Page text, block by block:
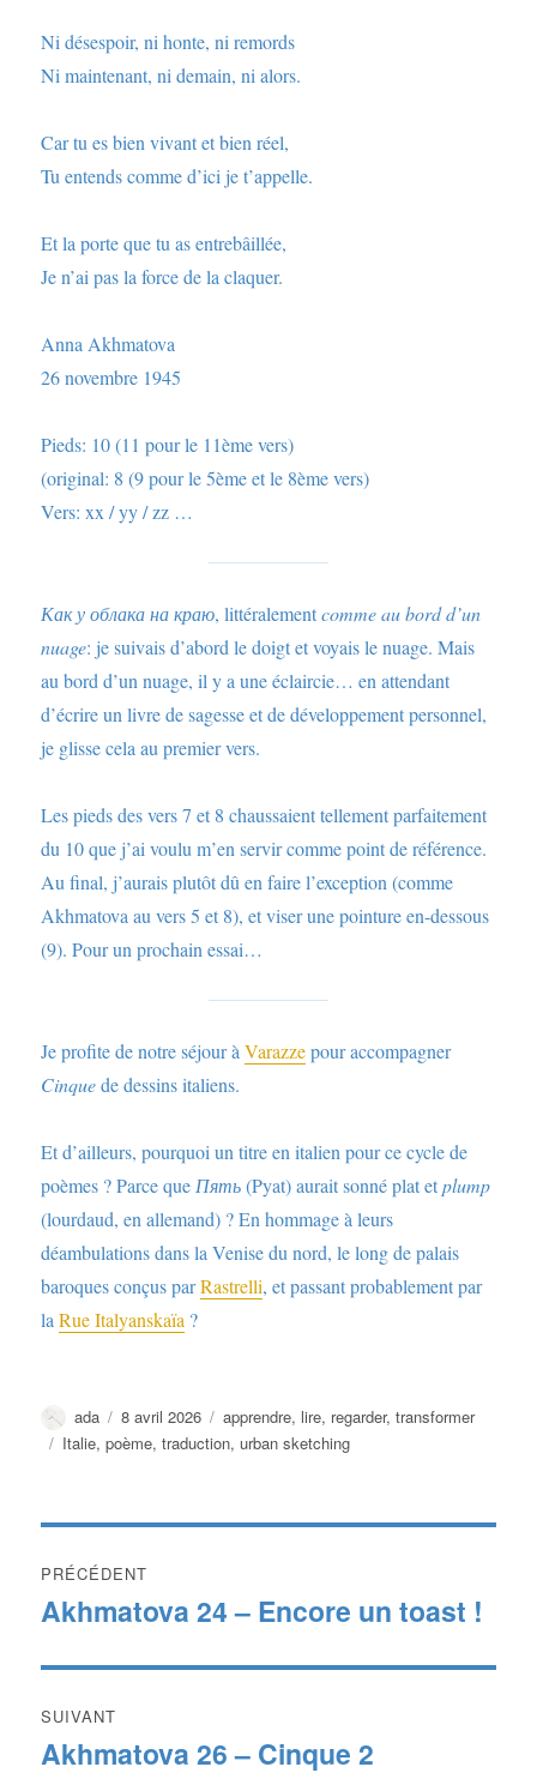
Ni désespoir, ni honte, ni remords
Ni maintenant, ni demain, ni alors.
Car tu es bien vivant et bien réel,
Tu entends comme d’ici je t’appelle.
Et la porte que tu as entrebâillée,
Je n’ai pas la force de la claquer.
Anna Akhmatova
26 novembre 1945
Pieds: 10 (11 pour le 11ème vers)
(original: 8 (9 pour le 5ème et le 8ème vers)
Vers: xx / yy / zz …
Как у облака на краю, littéralementcomme au bord d’un
nuage: je suivais d’abord le doigt et voyais le nuage. Mais
au bord d’un nuage, il y a une éclaircie… en attendant
d’écrire un livre de sagesse et de développement personnel,
je glisse cela au premier vers.
Les pieds des vers 7 et 8 chaussaient tellement parfaitement
du 10 que j’ai voulu m’en servir comme point de référence.
Au final, j’aurais plutôt dû en faire l’exception (comme
Akhmatova au vers 5 et 8), et viser une pointure en-dessous
(9). Pour un prochain essai…
Je profite de notre séjour àVarazzepour accompagner
Cinquede dessins italiens.
Et d’ailleurs, pourquoi un titre en italien pour ce cycle de
poèmes ? Parce que Пять(Pyat) aurait sonné plat etplump
(lourdaud, en allemand) ? En hommage à leurs
déambulations dans la Venise du nord, le long de palais
baroques conçus parRastrelli, et passant probablement par
laRue Italyanskaïa ?
Auteur
ada
Publié
le
8 avril 2026 Catégories
apprendre, lire, regarder,transformer
Étiquettes
Italie,poème,traduction,urban sketching
de
PRÉCÉDENT
Publication
Akhmatova 24 – Encore un toast !
SUIVANT
Publication
Akhmatova 26 – Cinque 2